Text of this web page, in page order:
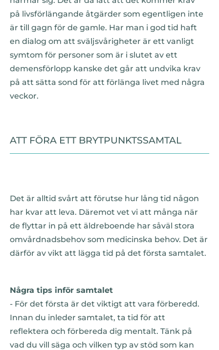
på livsförlängande åtgärder som egentligen inte
är till gagn för de gamle. Har man i god tid haft
en dialog om att sväljsvårigheter är ett vanligt
symtom för personer som är i slutet av ett
demensförlopp kanske det går att undvika krav
på att sätta sond för att förlänga livet med några
veckor.
ATT FÖRA ETT BRYTPUNKTSSAMTAL
Det är alltid svårt att förutse hur lång tid någon
har kvar att leva. Däremot vet vi att många när
de flyttar in på ett äldreboende har såväl stora
omvårdnadsbehov som medicinska behov. Det är
därför av vikt att lägga tid på det första samtalet.
Några tips inför samtalet
- För det första är det viktigt att vara förberedd.
Innan du inleder samtalet, ta tid för att
reflektera och förbereda dig mentalt. Tänk på
vad du vill säga och vilken typ av stöd som kan